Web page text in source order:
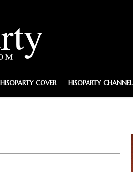
HISOPARTY COVER HISOPARTY CHANNEL